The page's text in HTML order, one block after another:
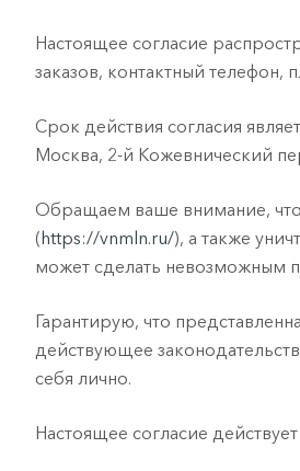
Настоящее согласие
заказов, контактный телефон,
Срок действия согласия
Москва, 2-й Кожевнический
Обращаем ваше внимание, что
(https://vnmln.ru/), а также
может сделать невозможным
Гарантирую, что
действующее
себя лично.
Настоящее согласие